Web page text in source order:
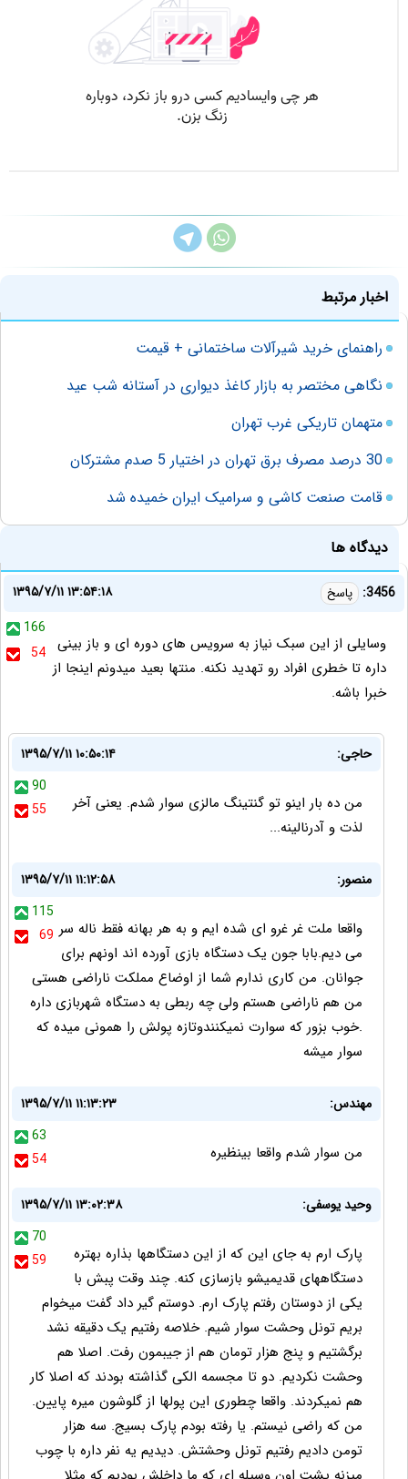
اخبار مرتبط
راهنمای‌ خرید شیرآلات ساختمانی + قیمت
نگاهی مختصر به بازار کاغذ دیواری در آستانه شب عید
متهمان تاریکی غرب تهران
30 درصد مصرف برق تهران در اختيار 5 صدم مشتركان
قامت صنعت کاشی و سرامیک ایران خمیده شد
دیدگاه ها
3456: پاسخ
۱۳۹۵/۷/۱۱ ۱۳:۵۴:۱۸
166
54 وسایلی از این سبک نیاز به سرویس های دوره ای و باز بینی
داره تا خطری افراد رو تهدید نکنه. منتها بعید میدونم اینجا از
خبرا باشه.
حاجی:
۱۳۹۵/۷/۱۱ ۱۰:۵۰:۱۴
90
55
من ده بار اینو تو گنتینگ مالزی سوار شدم. یعنی آخر
لذت و آدرنالینه...
منصور:
۱۳۹۵/۷/۱۱ ۱۱:۱۲:۵۸
115
69 واقعا ملت غر غرو ای شده ایم و به هر بهانه فقط ناله سر
می دیم.بابا جون یک دستگاه بازی آورده اند اونهم برای
جوانان. من کاری ندارم شما از اوضاع مملکت ناراضی هستی
من هم ناراضی هستم ولی چه ربطی به دستگاه شهربازی داره
.خوب بزور که سوارت نمیکنندوتازه پولش را همونی میده که
سوار میشه
مهندس:
۱۳۹۵/۷/۱۱ ۱۱:۱۳:۲۳
63
54
من سوار شدم واقعا بینظیره
وحید یوسفی:
۱۳۹۵/۷/۱۱ ۱۳:۰۲:۳۸
70
59
پارک ارم به جای این که از این دستگاهها بذاره بهتره
دستگاههای قدیمیشو بازسازی کنه. چند وقت پبش با
یکی از دوستان رفتم پارک ارم. دوستم گیر داد گفت میخوام
بریم تونل وحشت سوار شیم. خلاصه رفتیم یک دقیقه نشد
برگشتیم و پنج هزار تومان هم از جیبمون رفت. اصلا هم
وحشت نکردیم. دو تا مجسمه الکی گذاشته بودند که اصلا کار
هم نمیکردند. واقعا چطوری این پولها از گلوشون میره پایین.
من که راضی نیستم. یا رفته بودم پارک بسیج. سه هزار
تومن دادیم رفتیم تونل وحشتش. دیدیم یه نفر داره با چوب